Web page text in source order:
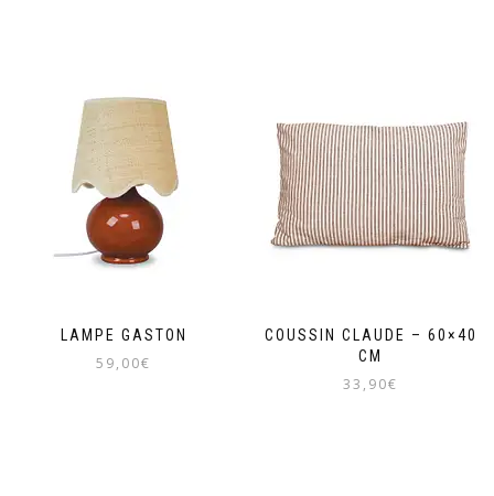
LAMPE GASTON
59,00€
COUSSIN CLAUDE – 60×40
CM
33,90€